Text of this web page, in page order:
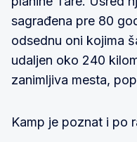
sagrađena pre 80
odsednu oni kojima
udaljen oko 240
zanimljiva mesta,
Kamp je poznat i po